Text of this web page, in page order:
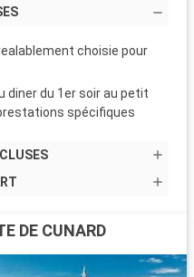
choisie pour
diner du 1er soir au petit
spécifiques
DE CUNARD